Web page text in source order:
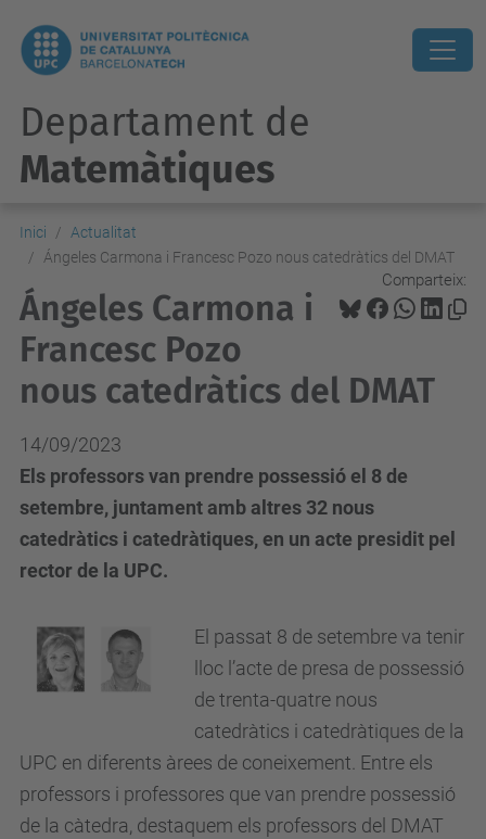
Departament de
Matemàtiques
Inici
Actualitat
Ángeles Carmona i Francesc Pozo nous catedràtics del DMAT
Comparteix:
Ángeles Carmona i
Francesc Pozo
nous catedràtics del DMAT
14/09/2023
Els professors van prendre possessió el 8 de
setembre, juntament amb altres 32 nous
catedràtics i catedràtiques, en un acte presidit pel
rector de la UPC.
El passat 8 de setembre va tenir
lloc l’acte de presa de possessió
de trenta-quatre nous
catedràtics i catedràtiques de la
UPC en diferents àrees de coneixement. Entre els
professors i professores que van prendre possessió
de la càtedra, destaquem els professors del DMAT